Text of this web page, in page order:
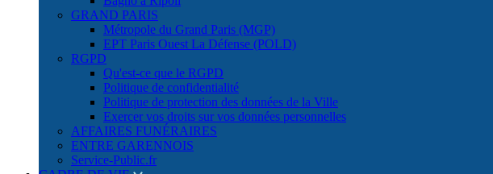
GRAND PARIS
Métropole du Grand Paris (MGP)
EPT Paris Ouest La Défense (POLD)
RGPD
Qu'est-ce que le RGPD
Politique de confidentialité
Politique de protection des données de la Ville
Exercer vos droits sur vos données personnelles
AFFAIRES FUNÉRAIRES
ENTRE GARENNOIS
Service-Public.fr